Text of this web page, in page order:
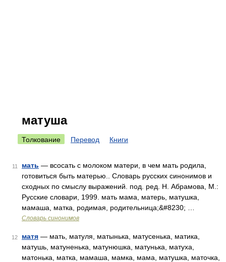
матуша
Толкование Перевод Книги
11 мать — всосать с молоком матери, в чем мать родила,
готовиться быть матерью.. Словарь русских синонимов и
сходных по смыслу выражений. под. ред. Н. Абрамова, М.:
Русские словари, 1999. мать мама, матерь, матушка,
мамаша, матка, родимая, родительница;&#8230; …
Словарь синонимов
12 матя — мать, матуля, матынька, матусенька, матика,
матушь, матуненька, матунюшка, матунька, матуха,
матонька, матка, мамаша, мамка, мама, матушка, маточка,